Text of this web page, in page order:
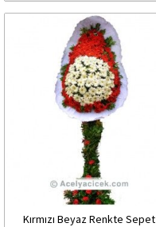
Kırmızı Beyaz Renkte Sepet